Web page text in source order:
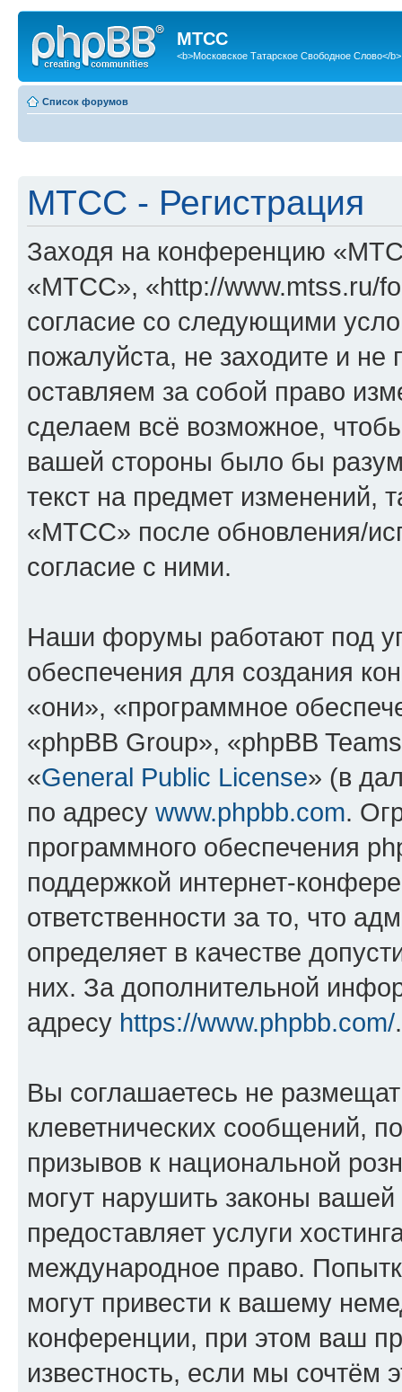
МТСС
<b>Московское Татарское Свободное Слово</b>
Список форумов
МТСС - Регистрация
Заходя на конференцию
«МТСС», «http://www.mtss.ru/
согласие со следующими
пожалуйста, не заходите и
оставляем за собой право
сделаем всё возможное,
вашей стороны было бы
текст на предмет изменений,
«МТСС» после обновления/
согласие с ними.
Наши форумы работают под
обеспечения для создания
«они», «программное
«phpBB Group», «phpBB
«General Public License» (в
по адресу www.phpbb.com.
программного обеспечения
поддержкой интернет-
ответственности за то, что
определяет в качестве
них. За дополнительной
адресу https://www.phpbb.com/.
Вы соглашаетесь не
клеветнических сообщений,
призывов к национальной
могут нарушить законы
предоставляет услуги
международное право.
могут привести к вашему
конференции, при этом ваш
известность, если мы сочтём